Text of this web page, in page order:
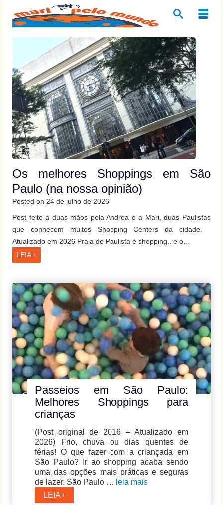
Os melhores Shoppings em São
Paulo (na nossa opinião)
Posted on 24 de julho de 2026
Post feito a duas mãos pela Andrea e a Mari, duas Paulistas
que conhecem muitos Shopping Centers da cidade.
Atualizado em 2026 Praia de Paulista é shopping.. é o…
LEIA +Os
em
São
Paulo
(na
nossa
opinião)
Passeios em São Paulo:
Melhores Shoppings para
crianças
(Post original de 2016 – Atualizado em
2026) Frio, chuva ou dias quentes de
férias! O que fazer com a criançada em
São Paulo? Ir ao shopping acaba sendo
uma das opções mais práticas e seguras
de lazer. São Paulo … leia mais
LEIA+Passeios